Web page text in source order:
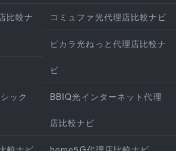
比較ナ コミュファ光代理店比較ナビ
ピカラ光ねっと代理店比較ナ
ビ
ック BBIQ光インターネット代理
店比較ナビ